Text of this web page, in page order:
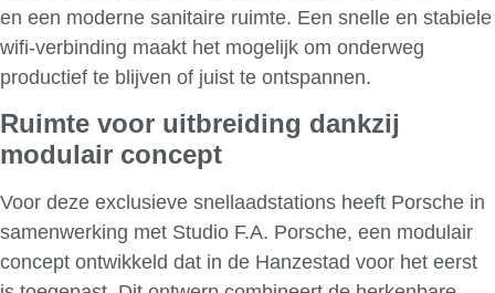
en een moderne sanitaire ruimte. Een snelle en stabiele
wifi-verbinding maakt het mogelijk om onderweg
productief te blijven of juist te ontspannen.
Ruimte voor uitbreiding dankzij
modulair concept
Voor deze exclusieve snellaadstations heeft Porsche in
samenwerking met Studio F.A. Porsche, een modulair
concept ontwikkeld dat in de Hanzestad voor het eerst